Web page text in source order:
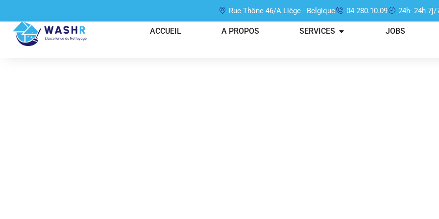
Rue Thône 46/A Liège - Belgique 04 280.10.09 24h- 24h 7j/
ACCUEIL A PROPOS SERVICES JOBS